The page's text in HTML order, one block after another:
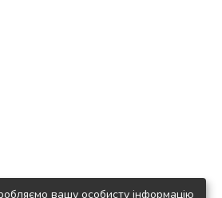
вашу особисту інформацію